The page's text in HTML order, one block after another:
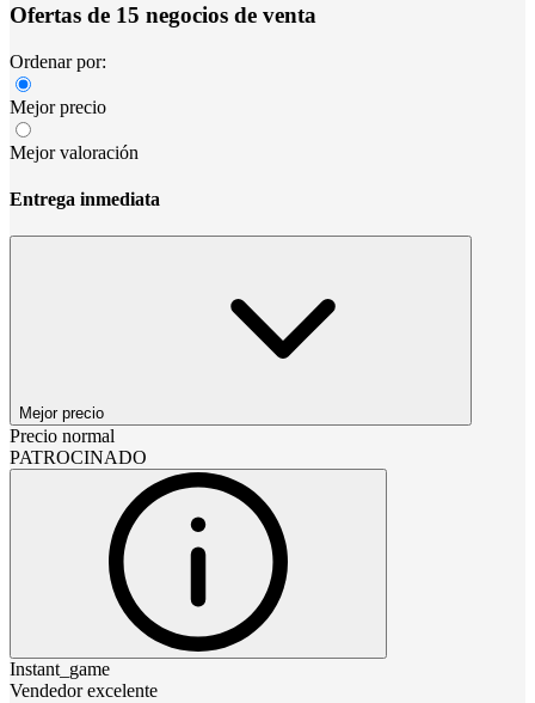
Ofertas de 15 negocios de venta
Ordenar por:
Mejor precio
Mejor valoración
Entrega inmediata
Mejor precio
Precio normal
PATROCINADO
Instant_game
Vendedor excelente